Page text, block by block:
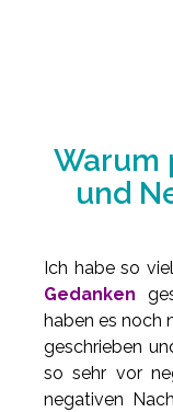
Warum
und
Ich habe so
Gedanken
haben es noch
geschrieben
so sehr vor
negativen